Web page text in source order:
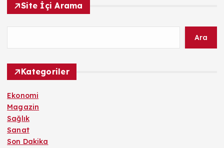
Site İçi Arama
Ara
Kategoriler
Ekonomi
Magazin
Sağlık
Sanat
Son Dakika